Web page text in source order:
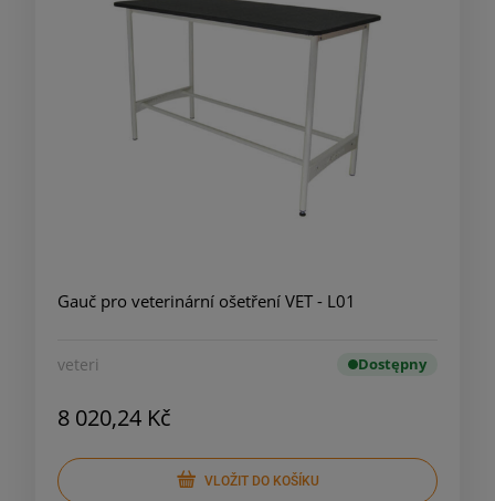
Gauč pro veterinární ošetření VET - L01
veteri Dostępny
8 020,24 Kč
VLOŽIT DO KOŠÍKU